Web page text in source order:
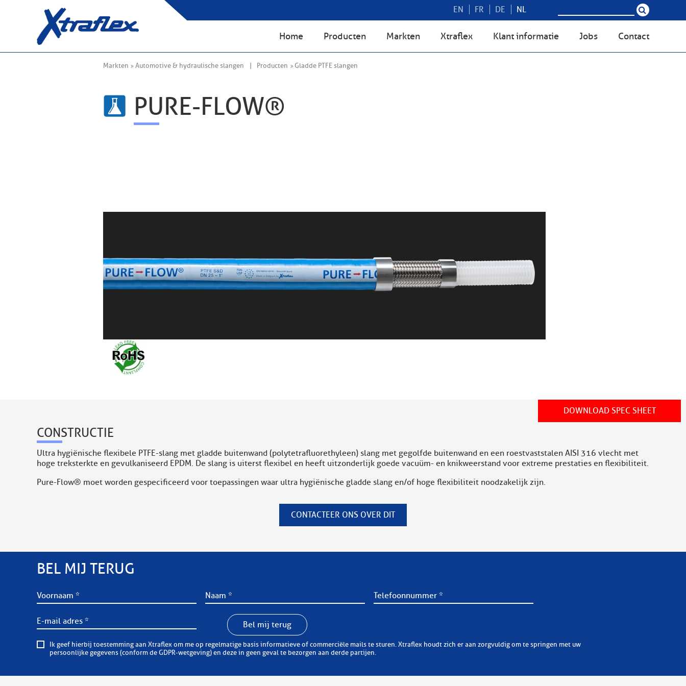
EN FR DE NL
Home Producten Markten Xtraflex Klant informatie Jobs Contact
Markten Automotive & hydraulische slangen Producten Gladde PTFE slangen
PURE-FLOW®
DOWNLOAD SPEC SHEET
CONSTRUCTIE
Ultra hygiënische flexibele PTFE-slang met gladde buitenwand (polytetrafluorethyleen) slang met gegolfde buitenwand en een roestvaststalen AISI 316 vlecht met
hoge treksterkte en gevulkaniseerd EPDM. De slang is uiterst flexibel en heeft uitzonderlijk goede vacuüm- en knikweerstand voor extreme prestaties en flexibiliteit.
Pure-Flow® moet worden gespecificeerd voor toepassingen waar ultra hygiënische gladde slang en/of hoge flexibiliteit noodzakelijk zijn.
CONTACTEER ONS OVER DIT
BEL MIJ TERUG
Bel mij terug
Ik geef hierbij toestemming aan Xtraflex om me op regelmatige basis informatieve of commerciële mails te sturen. Xtraflex houdt zich er aan zorgvuldig om te springen met uw
persoonlijke gegevens (conform de GDPR-wetgeving) en deze in geen geval te bezorgen aan derde partijen.